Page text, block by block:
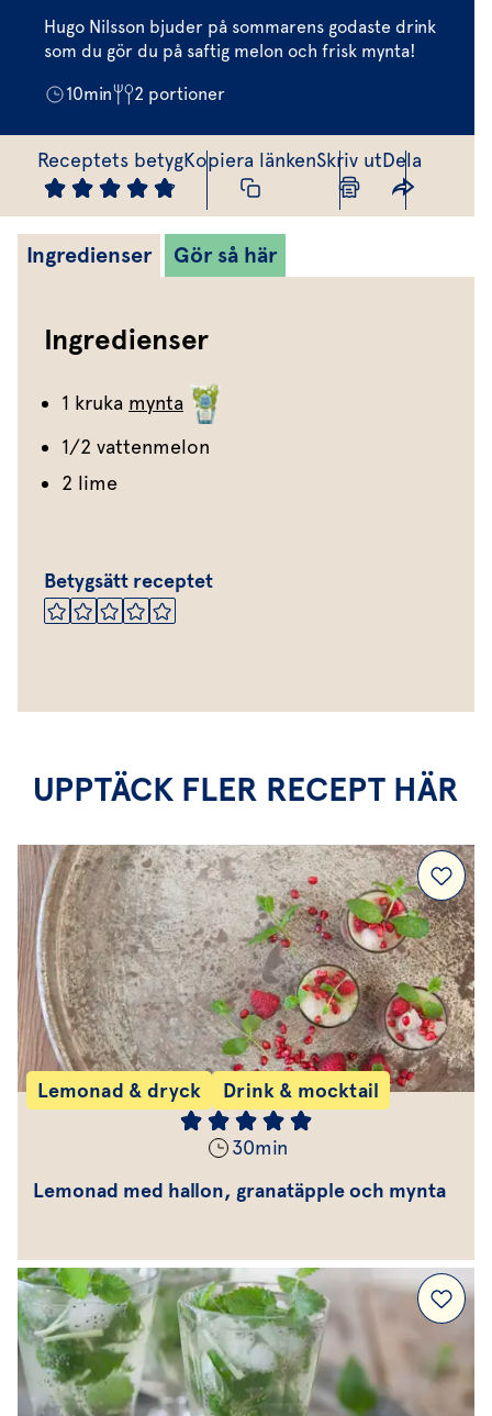
Vinägrett
Örtolja
Kryddsmör
Oregano
Röd
Allt om sallat
Vårt sortiment
Våra färska örter
Fixa vinägretten
Dressingen gör salladen
Hugo Nilsson bjuder på sommarens godaste drink
som du gör du på saftig melon och frisk mynta!
10min 2 portioner
Receptets betygKopiera länkenSkriv utDela
Ingredienser Gör så här
Ingredienser
1 kruka mynta
1/2 vattenmelon
2 lime
Betygsätt receptet
UPPTÄCK FLER RECEPT HÄR
Lemonad & dryck Drink & mocktail
30min
Lemonad med hallon, granatäpple och mynta